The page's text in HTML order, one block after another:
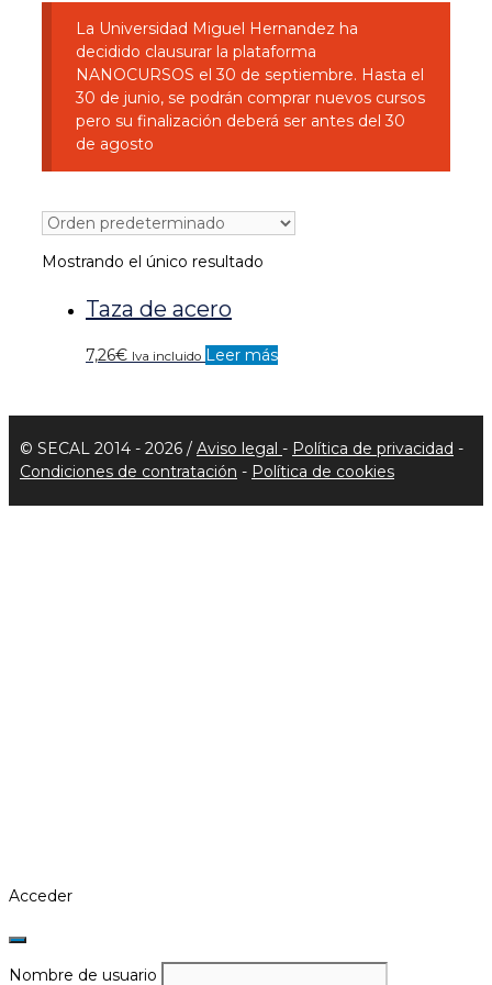
La Universidad Miguel Hernandez ha
decidido clausurar la plataforma
NANOCURSOS el 30 de septiembre. Hasta el
30 de junio, se podrán comprar nuevos cursos
pero su finalización deberá ser antes del 30
de agosto
Mostrando el único resultado
Taza de acero
7,26€ Iva incluido Leer más
© SECAL 2014 - 2026 / Aviso legal - Política de privacidad -
Condiciones de contratación - Política de cookies
Acceder
Nombre de usuario